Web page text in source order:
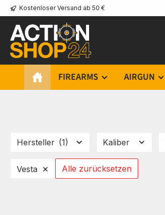
Hauptinhalt springen
Zur Suche springen
Zur Hauptnavigation springen
Kostenloser Versand ab 50 €
FIREARMS AIRGUN
Hersteller (1) Kaliber
Vesta × Alle zurücksetzen
Es werden 14 Produkte angezeigt.